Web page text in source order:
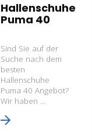
Hallenschuhe
Puma 40
Sind Sie auf der
Suche nach dem
besten
Hallenschuhe
Puma 40 Angebot?
Wir haben ...